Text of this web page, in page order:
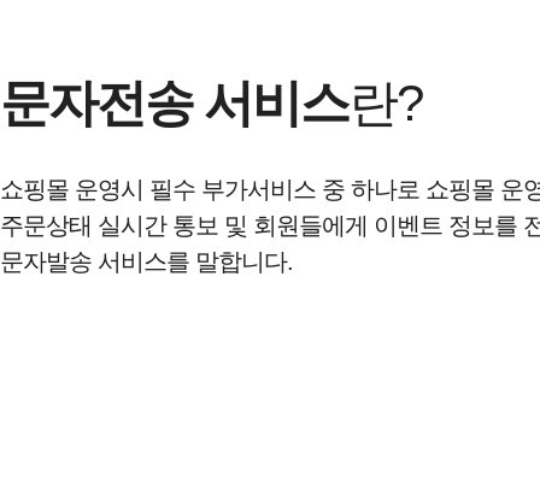
문자전송 서비스란?
쇼핑몰 운영시 필수 부가서비스 중 하나로 쇼핑몰 운
주문상태 실시간 통보 및 회원들에게 이벤트 정보를
문자발송 서비스를 말합니다.